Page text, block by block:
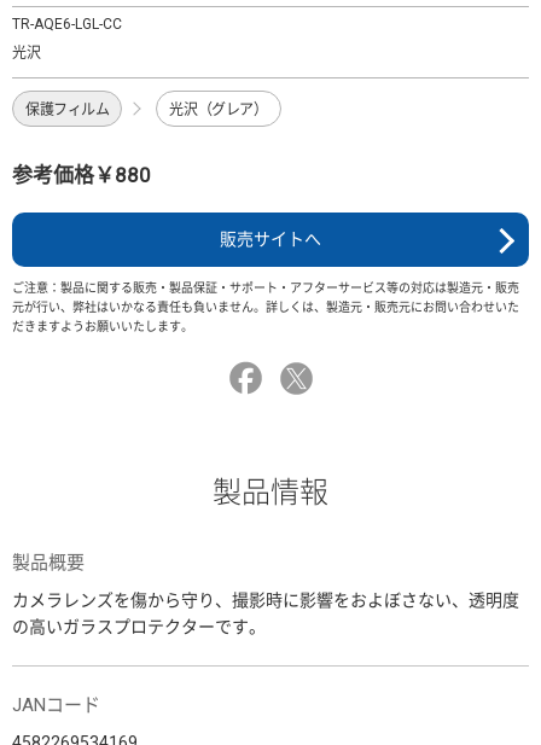
TR-AQE6-LGL-CC
光沢
保護フィルム 光沢（グレア）
参考価格￥880
販売サイトへ
ご注意：製品に関する販売・製品保証・サポート・アフターサービス等の対応は製造元・販売
元が行い、弊社はいかなる責任も負いません。詳しくは、製造元・販売元にお問い合わせいた
だきますようお願いいたします。
製品情報
製品概要
カメラレンズを傷から守り、撮影時に影響をおよぼさない、透明度
の高いガラスプロテクターです。
JANコード